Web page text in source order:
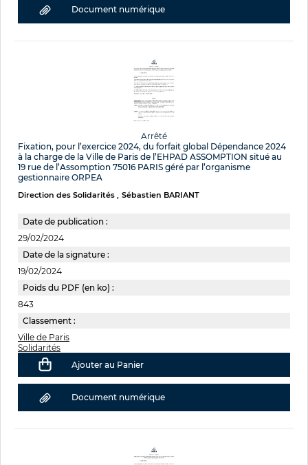
Document numérique
Arrêté
Fixation, pour l’exercice 2024, du forfait global Dépendance 2024
à la charge de la Ville de Paris de l’EHPAD ASSOMPTION situé au
19 rue de l’Assomption 75016 PARIS géré par l’organisme
gestionnaire ORPEA
Direction des Solidarités Sébastien BARIANT
Date de publication :
29/02/2024
Date de la signature :
19/02/2024
Poids du PDF (en ko) :
843
Classement :
Ville de Paris
Solidarités
Ajouter au Panier
Document numérique